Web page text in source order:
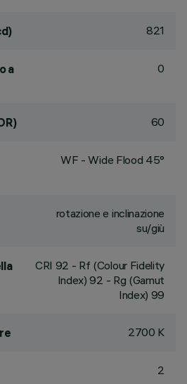
821
a
0
60
WF - Wide Flood 45°
rotazione e inclinazione
su/giù
CRI 92 - Rf (Colour Fidelity
Index) 92 - Rg (Gamut
Index) 99
2700 K
2